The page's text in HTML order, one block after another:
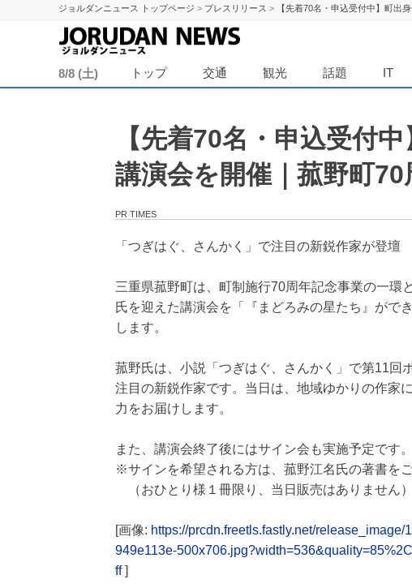
ジョルダンニュース トップページ > プレスリリース > 【先着70名・申込受付中】町出
8/8 (土) トップ 交通 観光 話題 IT
【先着70名・申込受付
講演会を開催｜菰野町
PR TIMES
「つぎはぐ、さんかく」で注目の新鋭作家が登壇
三重県菰野町は、町制施行70周年記念事業の一環
氏を迎えた講演会を「『まどろみの星たち』がで
します。
菰野氏は、小説「つぎはぐ、さんかく」で第11回
注目の新鋭作家です。当日は、地域ゆかりの作家
力をお届けします。
また、講演会終了後にはサイン会も実施予定です。
※サインを希望される方は、菰野江名氏の著書をご
（おひとり様１冊限り、当日販売はありません）
[画像: https://prcdn.freetls.fastly.net/
949e113e-
ff]